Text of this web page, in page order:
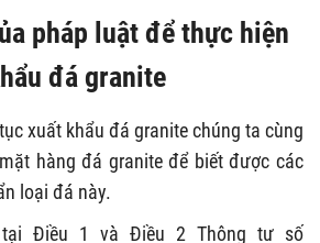
pháp luật để thực hiện
đá granite
xuất khẩu đá granite chúng ta cùng
hàng đá granite để biết được các
loại đá này.
Điều 1 và Điều 2 Thông tư số